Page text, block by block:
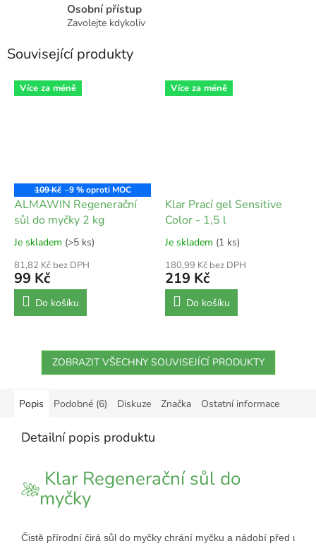
Osobní přístup
Zavolejte kdykoliv
Související produkty
Více za méně
109 Kč –9 %
ALMAWIN Regenerační
sůl do myčky 2 kg
Je skladem (>5 ks)
81,82 Kč bez DPH
99 Kč
Do košíku
Více za méně
Klar Prací gel Sensitive
Color - 1,5 l
Je skladem (1 ks)
180,99 Kč bez DPH
219 Kč
Do košíku
ZOBRAZIT VŠECHNY SOUVISEJÍCÍ PRODUKTY
Popis Podobné (6) Diskuze Značka Ostatní informace
Detailní popis produktu
Klar Regenerační sůl do
myčky
Čistě přírodní čirá sůl do myčky chrání myčku a nádobí před